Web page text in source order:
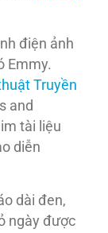
điện ảnh
Emmy.
Truyền
and
tài liệu
diễn
dài đen,
ngày được